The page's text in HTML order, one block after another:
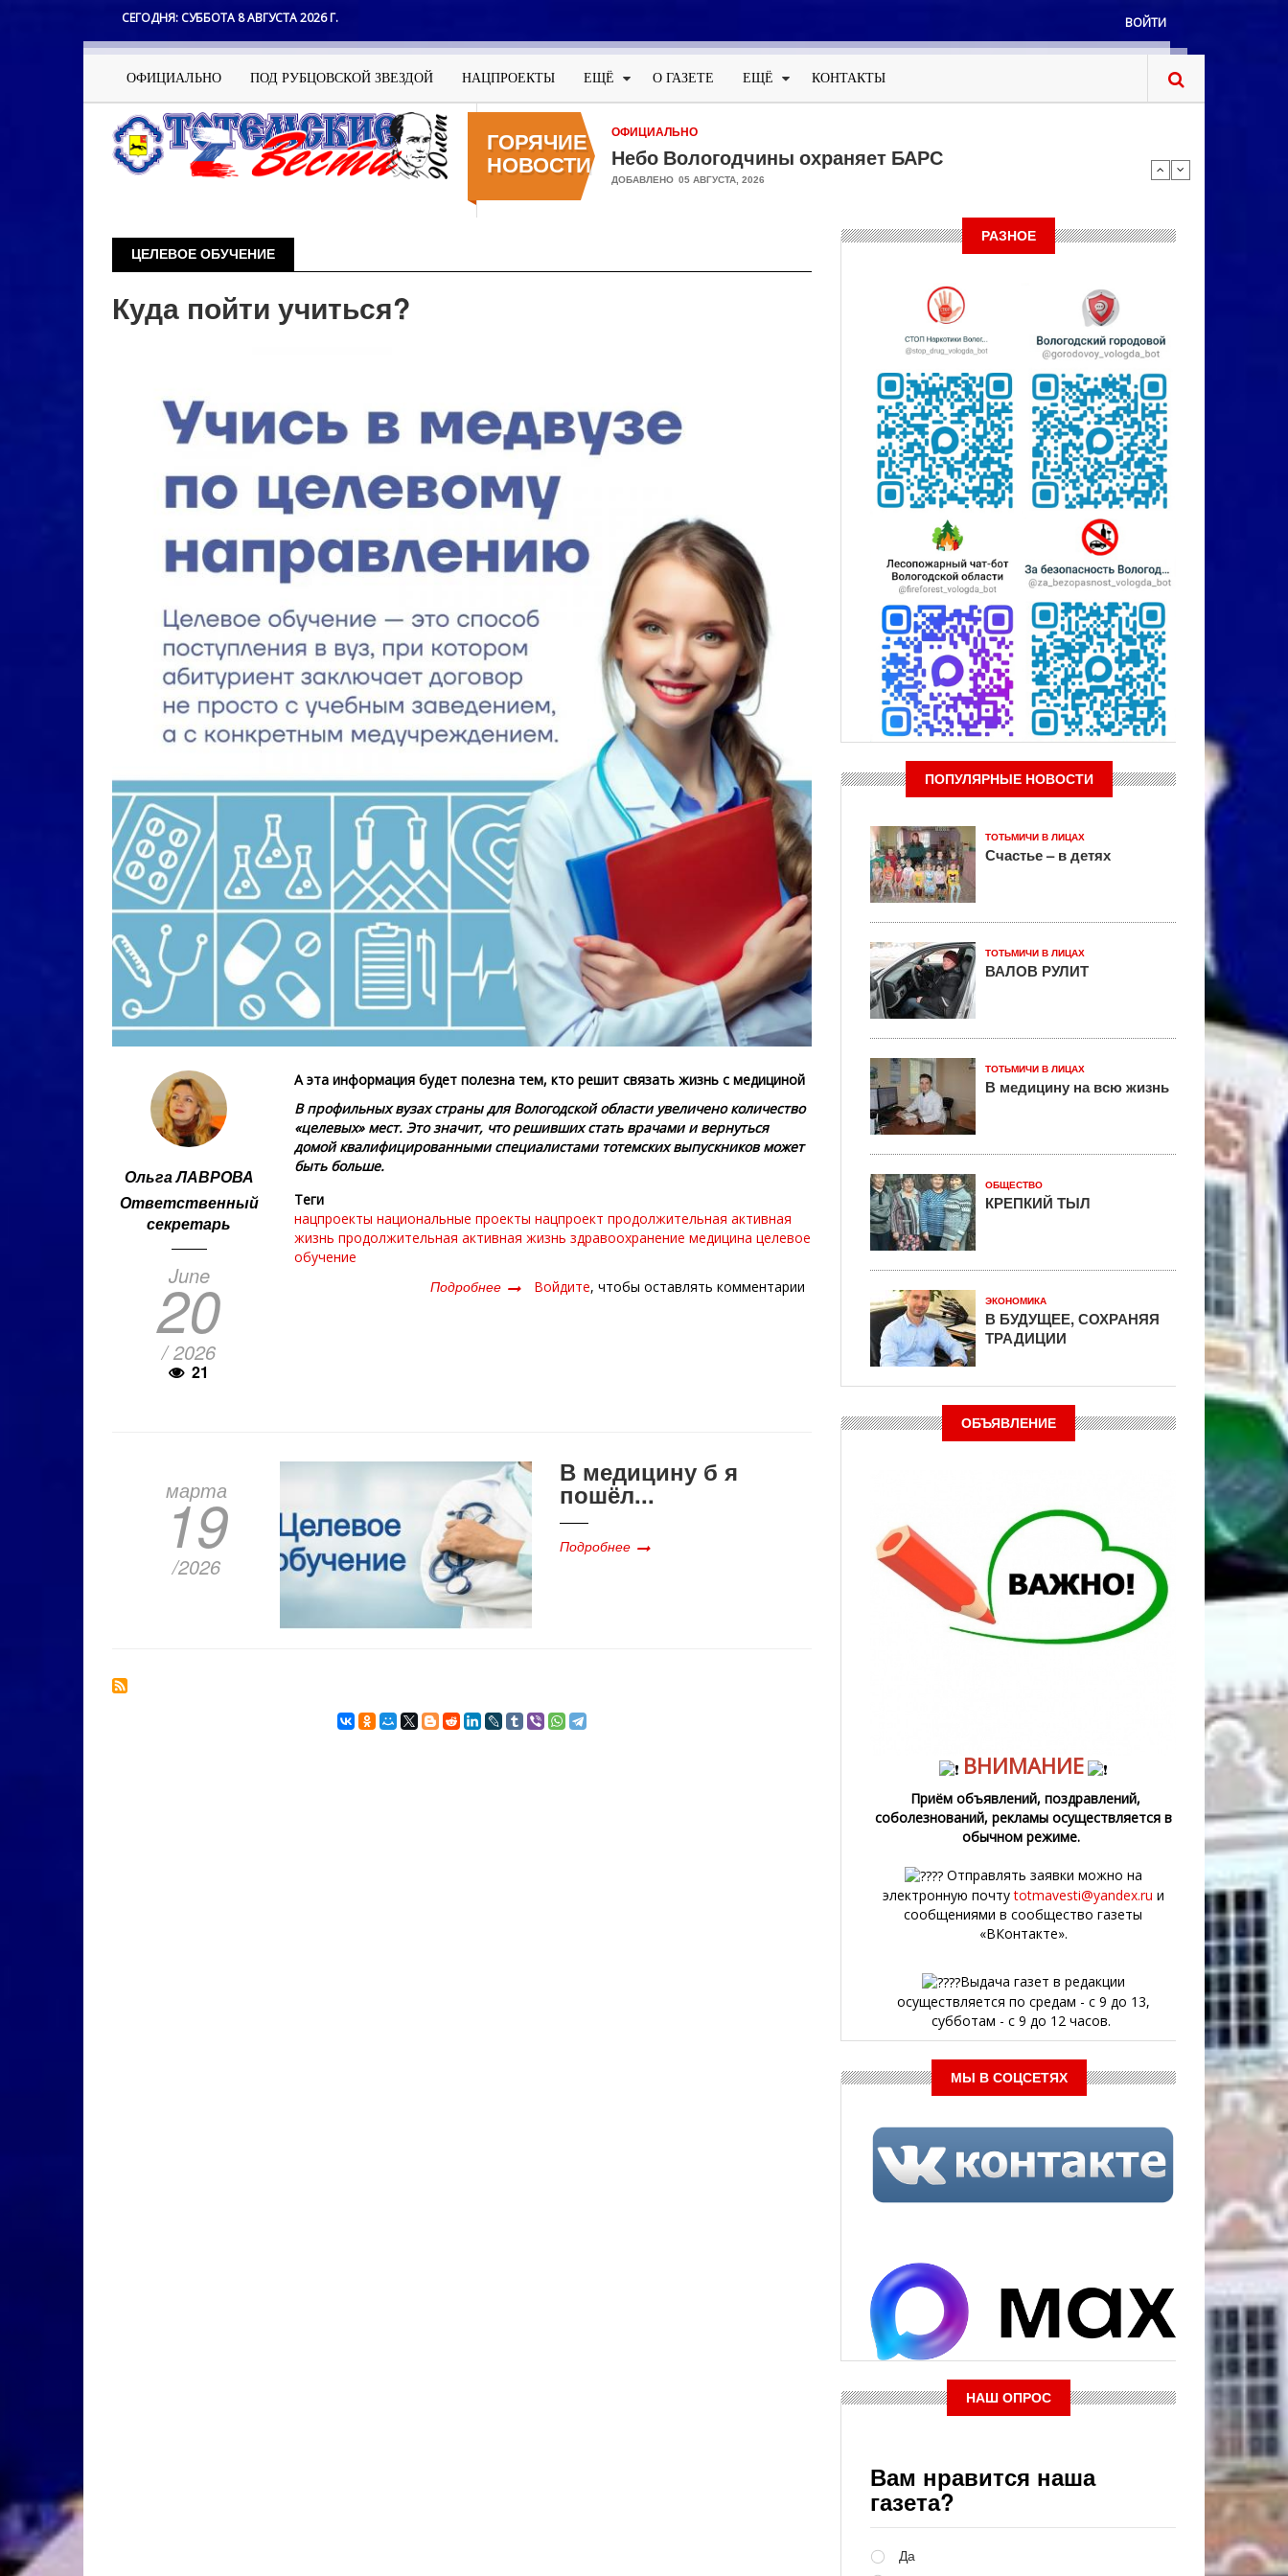
СЕГОДНЯ: СУББОТА 8 АВГУСТА 2026 Г.
Меню
учётной
записи
пользователя
ВОЙТИ
Основная
навигация
ОФИЦИАЛЬНО ПОД РУБЦОВСКОЙ ЗВЕЗДОЙ НАЦПРОЕКТЫ ЕЩЁ О ГАЗЕТЕ ЕЩЁ КОНТАКТЫ
ГОРЯЧИЕ
НОВОСТИ
ОФИЦИАЛЬНО
Небо Вологодчины охраняет БАРС
ДОБАВЛЕНО 05 АВГУСТА, 2026
ЦЕЛЕВОЕ ОБУЧЕНИЕ
Куда пойти учиться?
Ольга ЛАВРОВА
Ответственный
секретарь
June
20
/ 2026
21
А эта информация будет полезна тем, кто решит связать жизнь с медициной
В профильных вузах страны для Вологодской области увеличено количество
«целевых» мест. Это значит, что решивших стать врачами и вернуться
домой квалифицированными специалистами тотемских выпускников может
быть больше.
Теги
нацпроекты национальные проекты нацпроект продолжительная активная
жизнь продолжительная активная жизнь здравоохранение медицина целевое
обучение
Подробнее о
Войдите, чтобы оставлять комментарии
марта
19
/2026
В медицину б я
пошёл...
Подробнее
РАЗНОЕ
ПОПУЛЯРНЫЕ НОВОСТИ
ТОТЬМИЧИ В ЛИЦАХ
Счастье – в детях
ТОТЬМИЧИ В ЛИЦАХ
ВАЛОВ РУЛИТ
ТОТЬМИЧИ В ЛИЦАХ
В медицину на всю жизнь
ОБЩЕСТВО
КРЕПКИЙ ТЫЛ
ЭКОНОМИКА
В БУДУЩЕЕ, СОХРАНЯЯ
ТРАДИЦИИ
ОБЪЯВЛЕНИЕ
ВНИМАНИЕ
Приём объявлений, поздравлений,
соболезнований, рекламы осуществляется в
обычном режиме.
Отправлять заявки можно на
электронную почтуtotmavesti@yandex.ru и
сообщениями в сообщество газеты
«ВКонтакте».
Выдача газет в редакции
осуществляется по средам - с 9 до 13,
субботам - с 9 до 12 часов.
МЫ В СОЦСЕТЯХ
НАШ ОПРОС
Вам нравится наша
газета?
Да